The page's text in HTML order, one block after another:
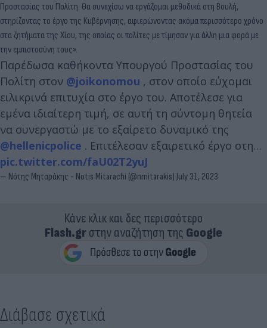
Προστασίας του Πολίτη. Θα συνεχίσω να εργάζομαι μεθοδικά στη Βουλή,
στηρίζοντας το έργο της Κυβέρνησης, αφιερώνοντας ακόμα περισσότερο χρόνο
στα ζητήματα της Χίου, της οποίας οι πολίτες με τίμησαν για άλλη μια φορά με
την εμπιστοσύνη τους».
Παρέδωσα καθήκοντα Υπουργού Προστασίας του
Πολίτη στον @joikonomou , στον οποίο εύχομαι
ειλικρινά επιτυχία στο έργο του. Αποτέλεσε για
εμένα ιδιαίτερη τιμή, σε αυτή τη σύντομη θητεία
να συνεργαστώ με το εξαίρετο δυναμικό της
@hellenicpolice . Επιτέλεσαν εξαιρετικό έργο στη…
pic.twitter.com/faU02T2yuJ
— Νότης Μηταράκης - Notis Mitarachi (@nmitarakis) July 31, 2023
Κάνε κλικ και δες περισσότερο
Flash.grστην αναζήτηση της Google
Διάβασε σχετικά